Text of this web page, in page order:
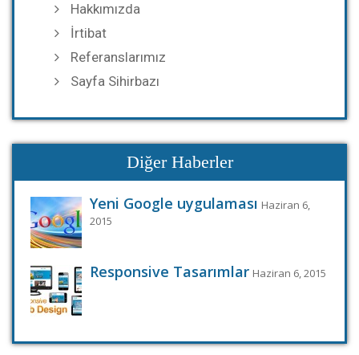
Hakkımızda
İrtibat
Referanslarımız
Sayfa Sihirbazı
Diğer Haberler
Yeni Google uygulaması Haziran 6,
2015
Responsive Tasarımlar Haziran 6, 2015